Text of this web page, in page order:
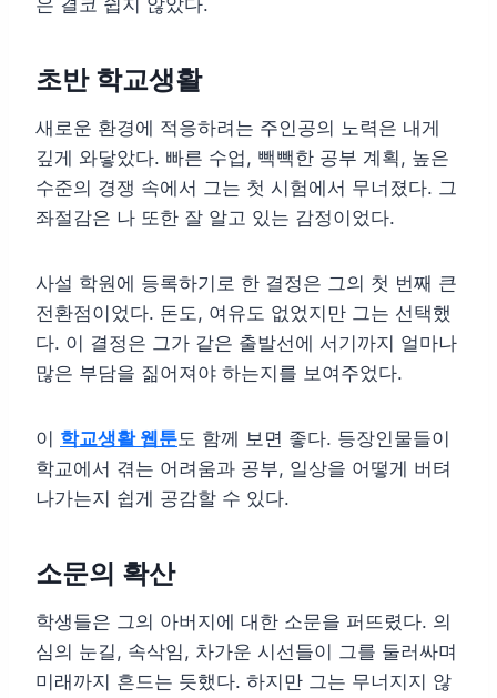
초반 학교생활
새로운 환경에 적응하려는 주인공의 노력은 내게
깊게 와닿았다. 빠른 수업, 빽빽한 공부 계획, 높은
수준의 경쟁 속에서 그는 첫 시험에서 무너졌다. 그
좌절감은 나 또한 잘 알고 있는 감정이었다.
사설 학원에 등록하기로 한 결정은 그의 첫 번째 큰
전환점이었다. 돈도, 여유도 없었지만 그는 선택했
다. 이 결정은 그가 같은 출발선에 서기까지 얼마나
많은 부담을 짊어져야 하는지를 보여주었다.
이 학교생활 웹툰도 함께 보면 좋다. 등장인물들이
학교에서 겪는 어려움과 공부, 일상을 어떻게 버텨
나가는지 쉽게 공감할 수 있다.
소문의 확산
학생들은 그의 아버지에 대한 소문을 퍼뜨렸다. 의
심의 눈길, 속삭임, 차가운 시선들이 그를 둘러싸며
미래까지 흔드는 듯했다. 하지만 그는 무너지지 않